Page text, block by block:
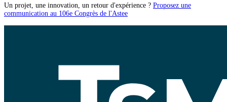
Un projet, une innovation, un retour d'expérience ? Proposez une
communication au 106e Congrès de l'Astee